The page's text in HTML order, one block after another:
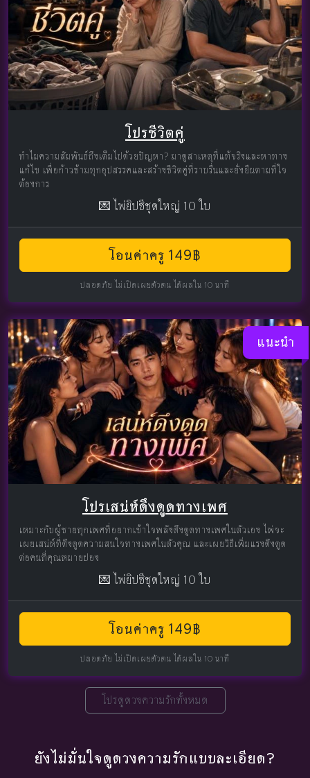
โปรชีวิตคู่
ทำไมความสัมพันธ์ถึงเต็มไปด้วยปัญหา? มาดูสาเหตุที่แท้จริงและหาทาง
แก้ไข เพื่อก้าวข้ามทุกอุปสรรคและสร้างชีวิตคู่ที่ราบรื่นและยั่งยืนตามที่ใจ
ต้องการ
💌 ไพ่ยิปซีชุดใหญ่ 10 ใบ
โอนค่าครู 149฿
ปลอดภัย ไม่เปิดเผยตัวตน ได้ผลใน 10 นาที
แนะนำ
โปรเสน่ห์ดึงดูดทางเพศ
เหมาะกับผู้ชายทุกเพศที่อยากเข้าใจพลังดึงดูดทางเพศในตัวเอง ไพ่จะ
เผยเสน่ห์ที่ดึงดูดความสนใจทางเพศในตัวคุณ และเผยวิธีเพิ่มแรงดึงดูด
ต่อคนที่คุณหมายปอง
💌 ไพ่ยิปซีชุดใหญ่ 10 ใบ
โอนค่าครู 149฿
ปลอดภัย ไม่เปิดเผยตัวตน ได้ผลใน 10 นาที
โปรดูดวงความรักทั้งหมด
ยังไม่มั่นใจดูดวงความรักแบบละเอียด?